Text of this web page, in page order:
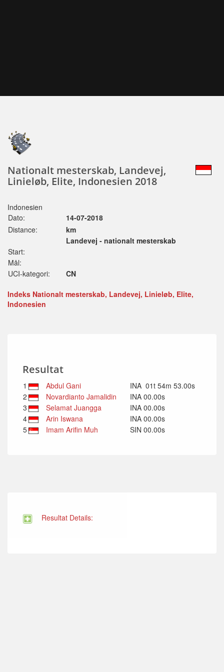
Nationalt mesterskab, Landevej,
Linieløb, Elite, Indonesien 2018
Indonesien
Dato:
14-07-2018
Distance:
km
Landevej - nationalt mesterskab
Start:
Mål:
UCI-kategori:
CN
Indeks Nationalt mesterskab, Landevej, Linieløb, Elite,
Indonesien
Resultat
1 Abdul Gani INA 01t 54m 53.00s
2
Novardianto Jamalidin INA 00.00s
3
Selamat Juangga INA 00.00s
4
Arin Iswana INA 00.00s
5
Imam Arifin Muh SIN 00.00s
Resultat Details: